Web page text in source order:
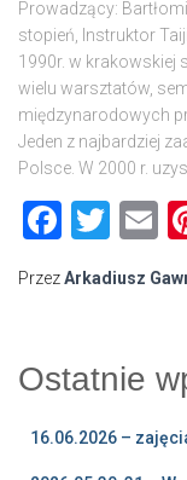
Prowadzący:
stopień, Instruktor
1990r. w krakowskiej
wielu warsztatów,
międzynarodowych
Jeden z najbardziej
Polsce. W 2000 r.
PrzezArkadiusz
Ostatnie
16.06.2026 –